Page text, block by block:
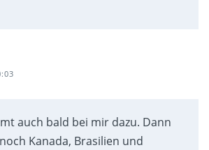
auch bald bei mir dazu. Dann
Kanada, Brasilien und